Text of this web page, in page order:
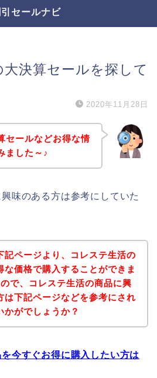
セールナビ
決算セールを探して
2020年11月28日
セールなどお得な情
ました～♪
味のある方は参考にしていた
記ページより、コレステ生活の
な価格で購入することができま
で、コレステ生活の商品に興
は下記ページなどを参考にされ
かがでしょうか？
今すぐお得に購入したい方は